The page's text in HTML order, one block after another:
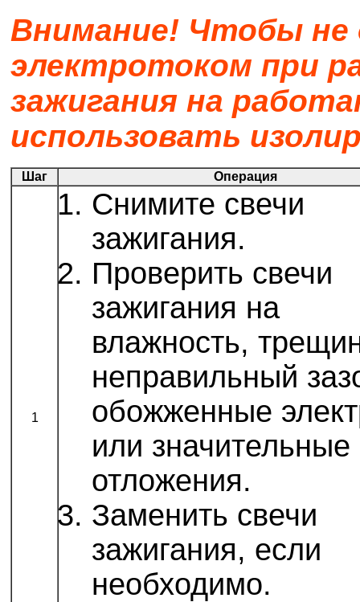
Внимание! Чтобы не
электротоком при
зажигания на
использовать
Шаг Операция
1
Снимите свечи
зажигания.
Проверить свечи
зажигания на
влажность,
неправильный
обожженные
или значительные
отложения.
Заменить свечи
зажигания, если
необходимо.